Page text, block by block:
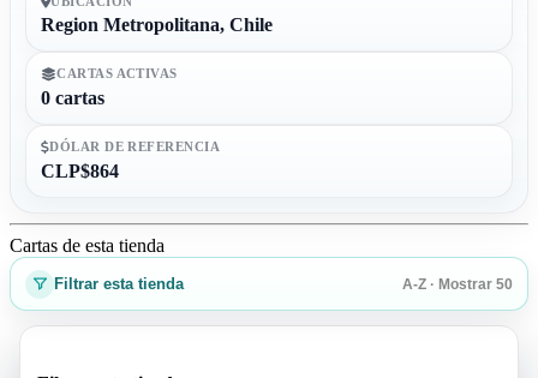
Region Metropolitana, Chile
CARTAS ACTIVAS
0 cartas
DÓLAR DE REFERENCIA
CLP$864
Cartas de esta tienda
Filtrar esta tienda A-Z · Mostrar 50